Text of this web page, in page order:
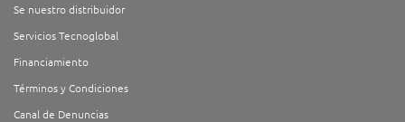
Se nuestro distribuidor
Servicios Tecnoglobal
Financiamiento
Términos y Condiciones
Canal de Denuncias